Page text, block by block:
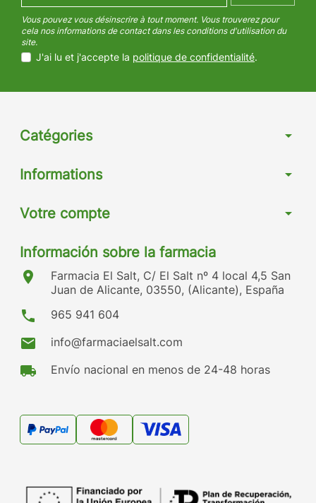
Vous pouvez vous désinscrire à tout moment. Vous trouverez pour
cela nos informations de contact dans les conditions d'utilisation du
site.
J'ai lu et j'accepte la politique de confidentialité.
Catégories arrow_drop_down
Informations arrow_drop_down
Votre compte arrow_drop_down
Información sobre la farmacia
location_on
Farmacia El Salt, C/ El Salt nº 4 local 4,5 San
Juan de Alicante, 03550, (Alicante), España
phone 965 941 604
mail info@farmaciaelsalt.com
local_shipping Envío nacional en menos de 24-48 horas